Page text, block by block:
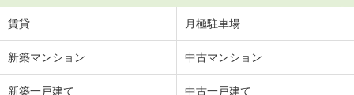
賃貸 月極駐車場
新築マンション 中古マンション
新築一戸建て 中古一戸建て